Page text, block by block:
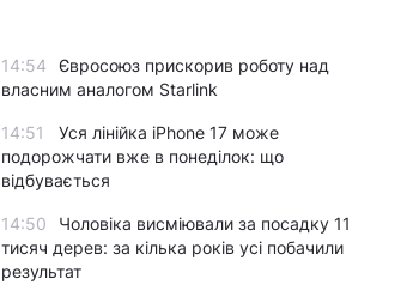
14:54
Євросоюз прискорив роботу над
власним аналогом Starlink
14:51
Уся лінійка iPhone 17 може
подорожчати вже в понеділок: що
відбувається
14:50
Чоловіка висміювали за посадку 11
тисяч дерев: за кілька років усі побачили
результат